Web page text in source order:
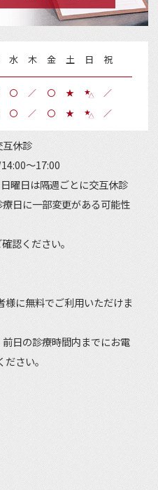
水 木 金 土 日 祝
〇 ／ 〇 ★ ／
〇 ／ 〇 ★ ／
互休診
～17:00
曜日は隔週ごとに交互休診
日に一部変更がある可能性
認ください。
様に無料でご利用いただけま
日の診療時間内までにお電
さい。